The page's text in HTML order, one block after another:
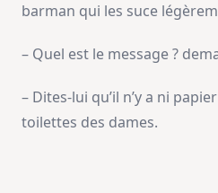
barman qui les suce
– Quel est le message ?
– Dites-lui qu’il n’y a ni
toilettes des dames.